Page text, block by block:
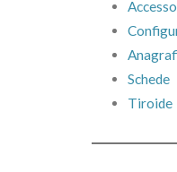
Schede
Tiroide